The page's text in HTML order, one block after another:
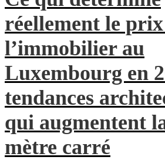
réellement le
l’immobilier au
Luxembourg en
tendances
qui augmentent
mètre carré